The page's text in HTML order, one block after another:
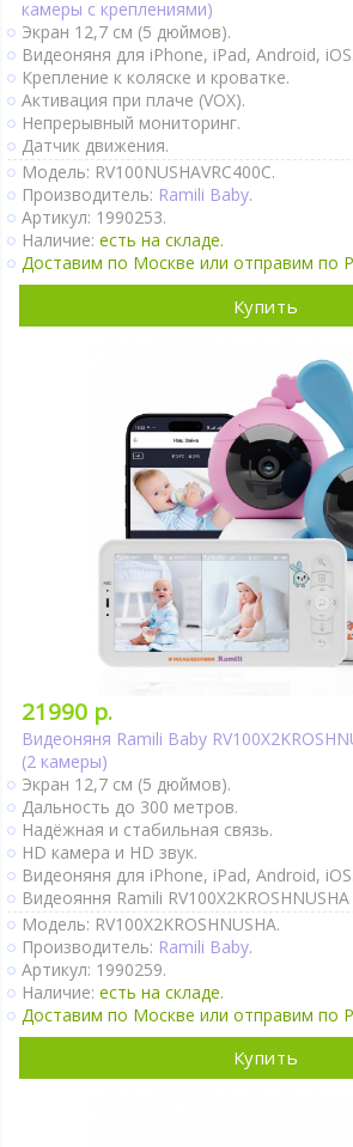
камеры с креплениями)
Экран 12,7 см (5 дюймов).
Видеоняня для iPhone, iPad, Android, iOS.
Крепление к коляске и кроватке.
Активация при плаче (VOX).
Непрерывный мониторинг.
Датчик движения.
Термометр, гигрометр, ночники на
связь.
Одна камера поворотная, вторая
Интернет-доступ через Wi-Fi.
Подробно
Модель: RV100NUSHAVRC400C.
Производитель: Ramili Baby.
Артикул: 1990253.
Наличие:есть на складе.
Доставим по Москве или отправим по
Купить
21990 р.
Видеоняня Ramili Baby
(2 камеры)
Экран 12,7 см (5 дюймов).
Дальность до 300 метров.
Надёжная и стабильная связь.
HD камера и HD звук.
Видеоняня для iPhone, iPad, Android, iOS.
Видеояння Ramili
Видеоняня с родительским блоком.
Крепление к коляске и кроватке.
Двухсторонняя связь.
Активация при плаче (VOX).
Непрерывный мониторинг.
Датчик движения.
Оповещение об изменении
Модель: RV100X2KROSHNUSHA.
Производитель: Ramili Baby.
Артикул: 1990259.
Наличие:есть на складе.
Доставим по Москве или отправим по
Купить